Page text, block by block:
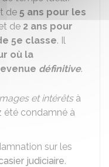
de 5 ans pour les
de 2 ans pour
5e classe. Il
où la
définitive.
et intérêtsà
été condamné à
sur les
judiciaire.